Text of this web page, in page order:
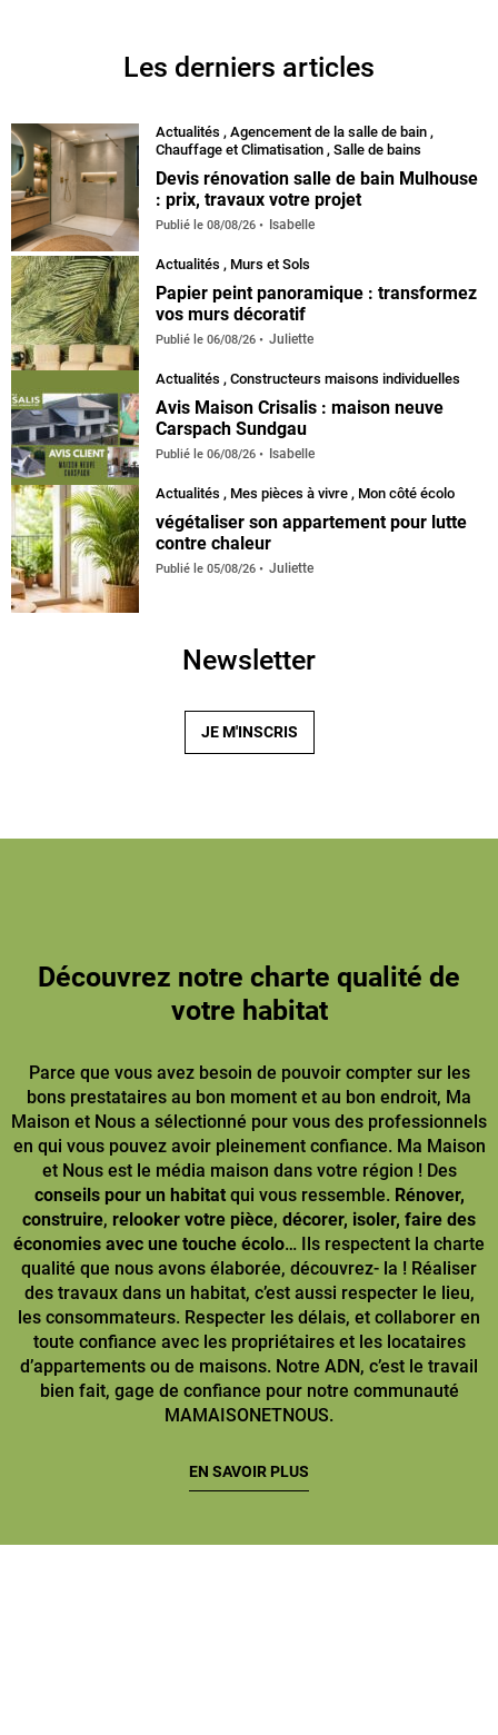
Les derniers articles
Actualités , Agencement de la salle de bain ,
Chauffage et Climatisation , Salle de bains
Devis rénovation salle de bain Mulhouse
: prix, travaux votre projet
Publié le 08/08/26 Isabelle
Actualités , Murs et Sols
Papier peint panoramique : transformez
vos murs décoratif
Publié le 06/08/26 Juliette
Actualités , Constructeurs maisons individuelles
Avis Maison Crisalis : maison neuve
Carspach Sundgau
Publié le 06/08/26 Isabelle
Actualités , Mes pièces à vivre , Mon côté écolo
végétaliser son appartement pour lutte
contre chaleur
Publié le 05/08/26 Juliette
Newsletter
JE M'INSCRIS
Découvrez notre charte qualité de
votre habitat
Parce que vous avez besoin de pouvoir compter sur les
bons prestataires au bon moment et au bon endroit, Ma
Maison et Nous a sélectionné pour vous des professionnels
en qui vous pouvez avoir pleinement confiance. Ma Maison
et Nous est le média maison dans votre région ! Des
conseils pour un habitatqui vous ressemble. Rénover,
construire, relooker votre pièce, décorer, isoler, faire des
économies avec une touche écolo… Ils respectent la charte
qualité que nous avons élaborée, découvrez- la ! Réaliser
des travaux dans un habitat, c’est aussi respecter le lieu,
les consommateurs. Respecter les délais, et collaborer en
toute confiance avec les propriétaires et les locataires
d’appartements ou de maisons. Notre ADN, c’est le travail
bien fait, gage de confiance pour notre communauté
MAMAISONETNOUS.
EN SAVOIR PLUS